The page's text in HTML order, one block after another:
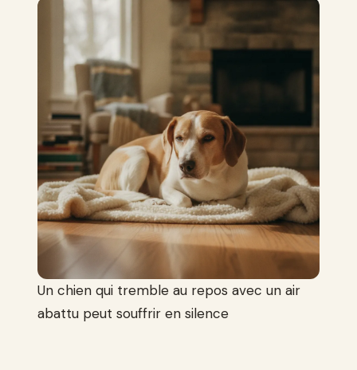
Un chien qui tremble au repos avec un air
abattu peut souffrir en silence